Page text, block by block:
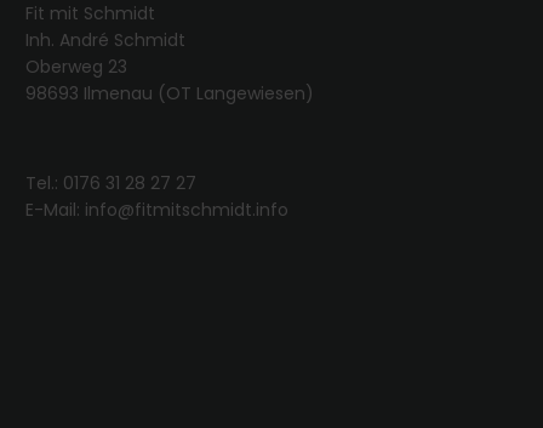
Fit mit Schmidt
Inh. André Schmidt
Oberweg 23
98693 Ilmenau (OT Langewiesen)
Tel.: 0176 31 28 27 27
E-Mail: info@fitmitschmidt.info